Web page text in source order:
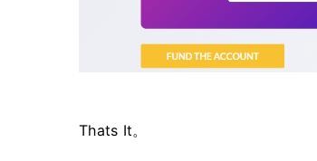
Thats It。